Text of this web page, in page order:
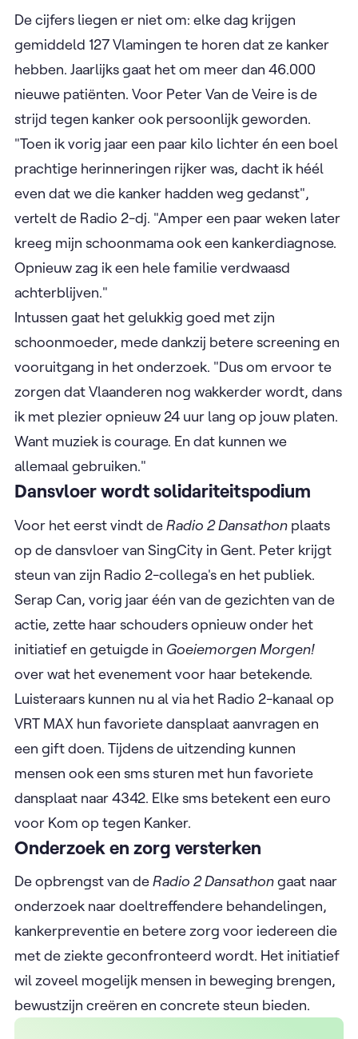
De cijfers liegen er niet om: elke dag krijgen
gemiddeld 127 Vlamingen te horen dat ze kanker
hebben. Jaarlijks gaat het om meer dan 46.000
nieuwe patiënten. Voor Peter Van de Veire is de
strijd tegen kanker ook persoonlijk geworden.
"Toen ik vorig jaar een paar kilo lichter én een boel
prachtige herinneringen rijker was, dacht ik héél
even dat we die kanker hadden weg gedanst",
vertelt de Radio 2-dj. "Amper een paar weken later
kreeg mijn schoonmama ook een kankerdiagnose.
Opnieuw zag ik een hele familie verdwaasd
achterblijven."
Intussen gaat het gelukkig goed met zijn
schoonmoeder, mede dankzij betere screening en
vooruitgang in het onderzoek. "Dus om ervoor te
zorgen dat Vlaanderen nog wakkerder wordt, dans
ik met plezier opnieuw 24 uur lang op jouw platen.
Want muziek is courage. En dat kunnen we
allemaal gebruiken."
Dansvloer wordt solidariteitspodium
Voor het eerst vindt deRadio 2 Dansathon plaats
op de dansvloer van SingCity in Gent. Peter krijgt
steun van zijn Radio 2-collega's en het publiek.
Serap Can, vorig jaar één van de gezichten van de
actie, zette haar schouders opnieuw onder het
initiatief en getuigde in Goeiemorgen Morgen!
over wat het evenement voor haar betekende.
Luisteraars kunnen nu al via het Radio 2-kanaal op
VRT MAX hun favoriete dansplaat aanvragen en
een gift doen. Tijdens de uitzending kunnen
mensen ook een sms sturen met hun favoriete
dansplaat naar 4342. Elke sms betekent een euro
voor Kom op tegen Kanker.
Onderzoek en zorg versterken
De opbrengst van deRadio 2 Dansathongaat naar
onderzoek naar doeltreffendere behandelingen,
kankerpreventie en betere zorg voor iedereen die
met de ziekte geconfronteerd wordt. Het initiatief
wil zoveel mogelijk mensen in beweging brengen,
bewustzijn creëren en concrete steun bieden.